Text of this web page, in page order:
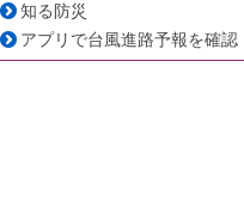
知る防災
アプリで台風進路予報を確認